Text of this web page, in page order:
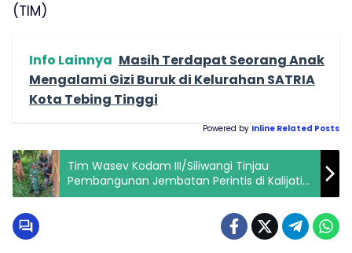
(TIM)
Info Lainnya Masih Terdapat Seorang Anak
Mengalami Gizi Buruk di Kelurahan SATRIA
Kota Tebing Tinggi
Powered by Inline Related Posts
Tim Wasev Kodam III/Siliwangi Tinjau
Pembangunan Jembatan Perintis di Kalijati
Karawang